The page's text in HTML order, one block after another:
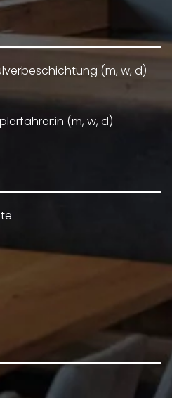
(m, w, d) –
(m, w, d)